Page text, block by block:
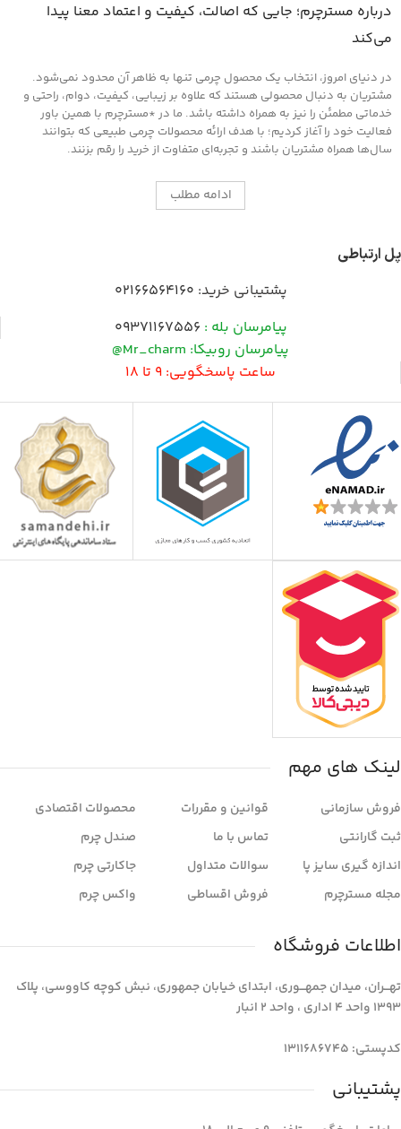
درباره مسترچرم؛ جایی که اصالت، کیفیت و اعتماد معنا پیدا
می‌کند
در دنیای امروز، انتخاب یک محصول چرمی تنها به ظاهر آن محدود نمی‌شود.
مشتریان به دنبال محصولی هستند که علاوه بر زیبایی، کیفیت، دوام، راحتی و
خدماتی مطمئن را نیز به همراه داشته باشد. ما در *مسترچرم با همین باور
فعالیت خود را آغاز کردیم؛ با هدف ارائه محصولات چرمی طبیعی که بتوانند
سال‌ها همراه مشتریان باشند و تجربه‌ای متفاوت از خرید را رقم بزنند.
ادامه مطلب
پل ارتباطی
پشتیبانی خرید: 02166564160
پیامرسان بله : 09371167556
پیامرسان روبیکا: Mr_charm@
ساعت پاسخگویی: 9 تا 18
لینک های مهم
فروش سازمانی
ثبت گارانتی
اندازه گیری سایز پا
مجله مسترچرم
قوانین و مقررات
تماس با ما
سوالات متداول
فروش اقساطی
محصولات اقتصادی
صندل چرم
جاکارتی چرم
واکس چرم
اطلاعات فروشگاه
تهـــران، میدان جمهـــوری، ابتدای خیابان جمهوری، نبش کوچه کاووسی، پلاک
1393 واحد 4 اداری ، واحد 2 انبار
کدپستی: 1311686745
پشتیبانی